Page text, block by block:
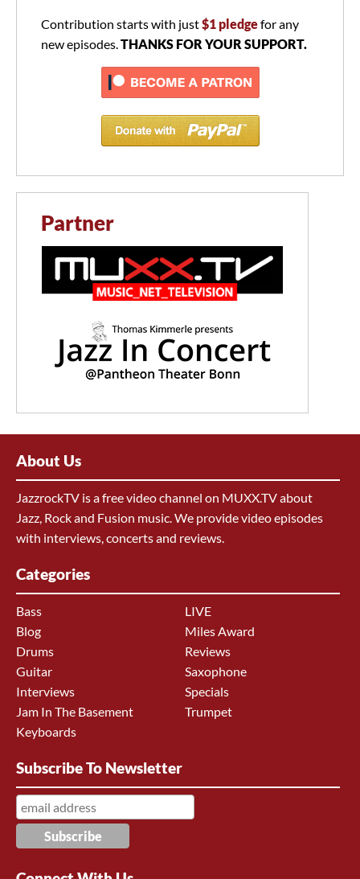
Contribution starts with just$1 pledgefor any
new episodes.THANKS FOR YOUR SUPPORT.
Partner
About Us
JazzrockTV is a free video channel on MUXX.TV about
Jazz, Rock and Fusion music. We provide video episodes
with interviews, concerts and reviews.
Categories
Bass
Blog
Drums
Guitar
Interviews
Jam In The Basement
Keyboards
LIVE
Miles Award
Reviews
Saxophone
Specials
Trumpet
Subscribe To Newsletter